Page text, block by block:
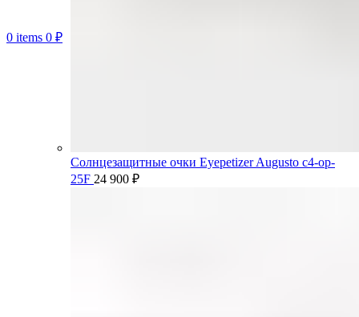
0 items 0 ₽
Солнцезащитные очки Eyepetizer Augusto c4-op-
25F 24 900 ₽